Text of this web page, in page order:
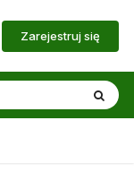
Zarejestruj się